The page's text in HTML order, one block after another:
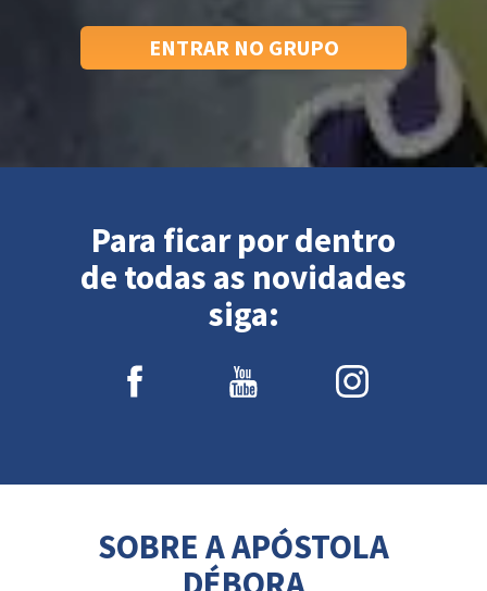
ENTRAR NO GRUPO
Para ficar por dentro
de todas as novidades
siga:
SOBRE A APÓSTOLA